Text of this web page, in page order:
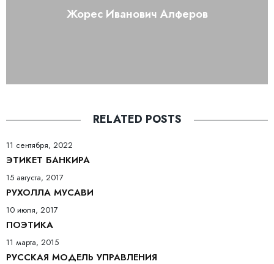
Жорес Иванович Алферов
RELATED POSTS
11 сентября, 2022
ЭТИКЕТ БАНКИРА
15 августа, 2017
РУХОЛЛА МУСАВИ
10 июля, 2017
ПОЭТИКА
11 марта, 2015
РУССКАЯ МОДЕЛЬ УПРАВЛЕНИЯ